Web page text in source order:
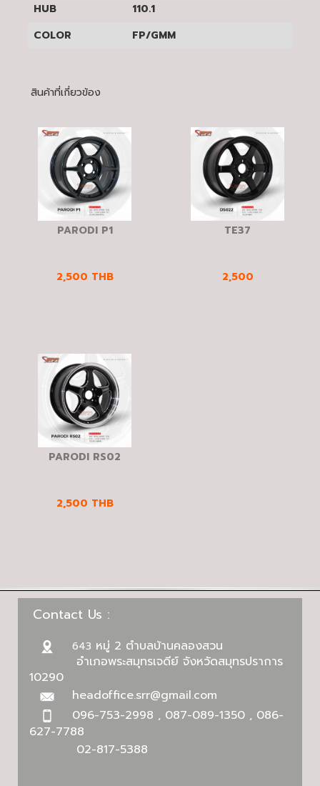
HUB
110.1
COLOR
FP/GMM
สินค้าที่เกี่ยวข้อง
PARODI P1
2,500 THB
TE37
2,500
PARODI RS02
2,500 THB
Contact Us :
643 หมู่ 2 ตำบลบ้านคลองสวน
อำเภอพระสมุทรเจดีย์ จังหวัดสมุทรปราการ
10290
headoffice.srr@gmail.com
096-753-2998 , 087-089-1350 , 086-
627-7788
02-817-5388